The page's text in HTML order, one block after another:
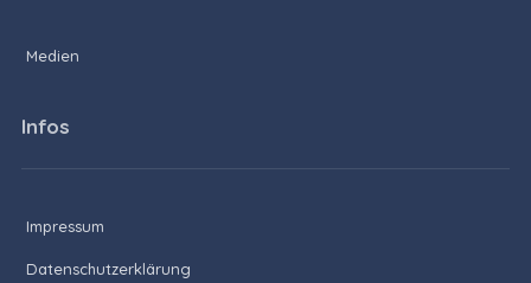
Medien
Infos
Impressum
Datenschutzerklärung